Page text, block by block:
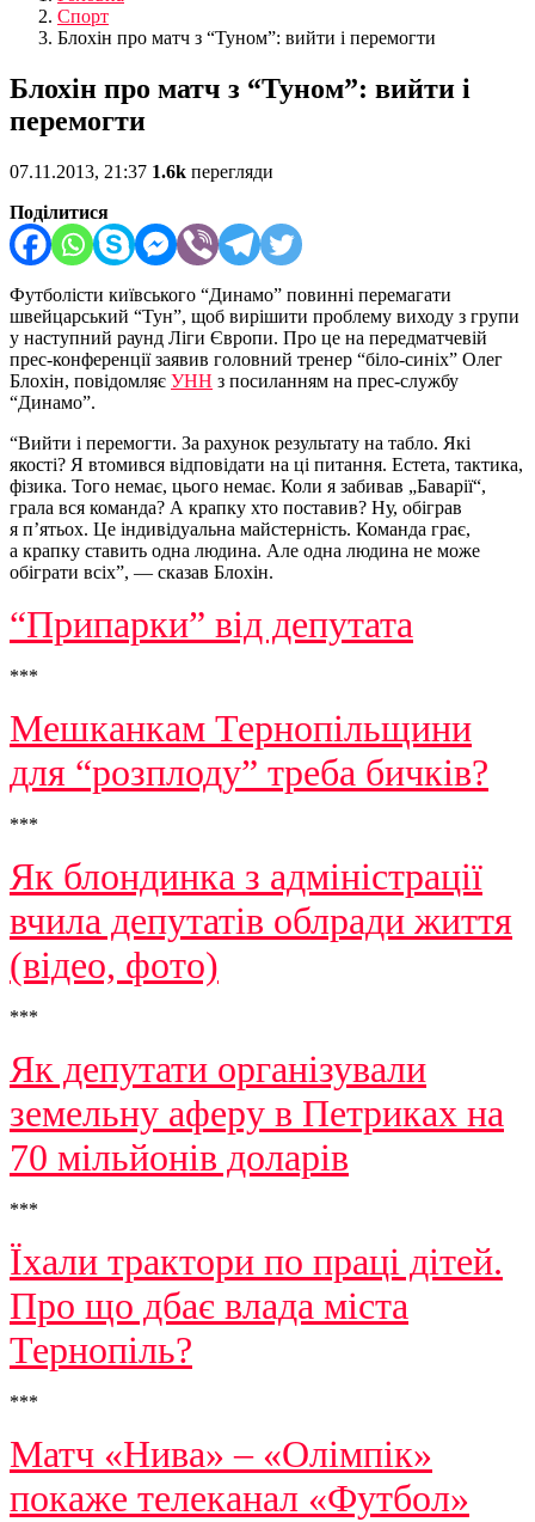
Спорт
Блохін про матч з “Туном”: вийти і перемогти
Блохін про матч з “Туном”: вийти і
перемогти
07.11.2013, 21:37 1.6k перегляди
Поділитися
Футболісти київського “Динамо” повинні перемагати
швейцарський “Тун”, щоб вирішити проблему виходу з групи
у наступний раунд Ліги Європи. Про це на передматчевій
прес-конференції заявив головний тренер “біло-синіх” Олег
Блохін, повідомляє УНН з посиланням на прес-службу
“Динамо”.
“Вийти і перемогти. За рахунок результату на табло. Які
якості? Я втомився відповідати на ці питання. Естета, тактика,
фізика. Того немає, цього немає. Коли я забивав „Баварії“,
грала вся команда? А крапку хто поставив? Ну, обіграв
я п’ятьох. Це індивідуальна майстерність. Команда грає,
а крапку ставить одна людина. Але одна людина не може
обіграти всіх”, — сказав Блохін.
“Припарки” від депутата
***
Мешканкам Тернопільщини
для “розплоду” треба бичків?
***
Як блондинка з адміністрації
вчила депутатів облради життя
(відео, фото)
***
Як депутати організували
земельну аферу в Петриках на
70 мільйонів доларів
***
Їхали трактори по праці дітей.
Про що дбає влада міста
Тернопіль?
***
Матч «Нива» – «Олімпік»
покаже телеканал «Футбол»